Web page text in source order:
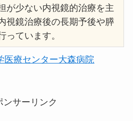
が少ない内視鏡的治療を主
視鏡治療後の長期予後や膵
っています。
医療センター大森病院
ンサーリンク